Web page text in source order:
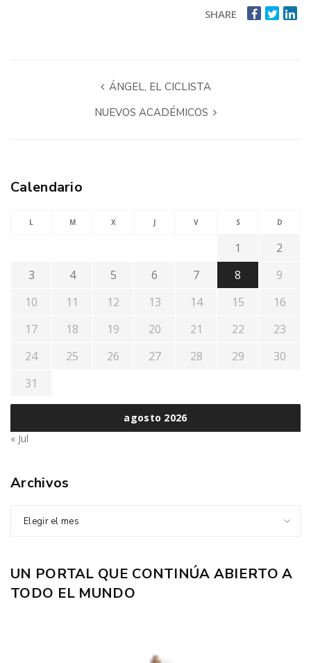
SHARE
ÁNGEL, EL CICLISTA
NUEVOS ACADÉMICOS
Calendario
agosto 2026
L M X J V S D
1
2
3
4 5 6 7 8
9
10
11 12 13 14 15
16
17
18 19 20 21 22
23
24
25 26 27 28 29
30
31
« Jul
Archivos
Elegir el mes
UN PORTAL QUE CONTINÚA ABIERTO A
TODO EL MUNDO